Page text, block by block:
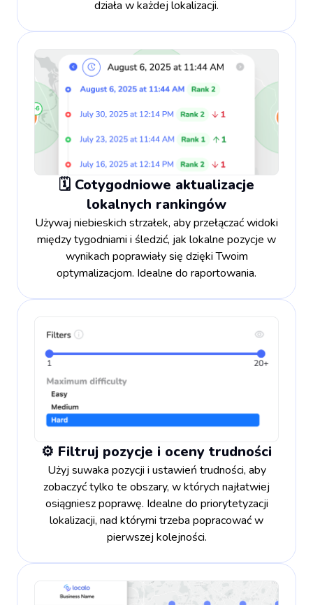
działa w każdej lokalizacji.
🗓️ Cotygodniowe aktualizacje
lokalnych rankingów
Używaj niebieskich strzałek, aby przełączać widoki
między tygodniami i śledzić, jak lokalne pozycje w
wynikach poprawiały się dzięki Twoim
optymalizacjom. Idealne do raportowania.
⚙️ Filtruj pozycje i oceny trudności
Użyj suwaka pozycji i ustawień trudności, aby
zobaczyć tylko te obszary, w których najłatwiej
osiągniesz poprawę. Idealne do priorytetyzacji
lokalizacji, nad którymi trzeba popracować w
pierwszej kolejności.